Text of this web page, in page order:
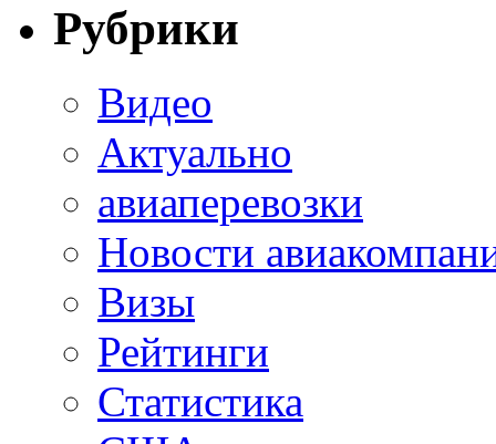
Рубрики
Видео
Актуально
авиаперевозки
Новости
Визы
Рейтинги
Статистика